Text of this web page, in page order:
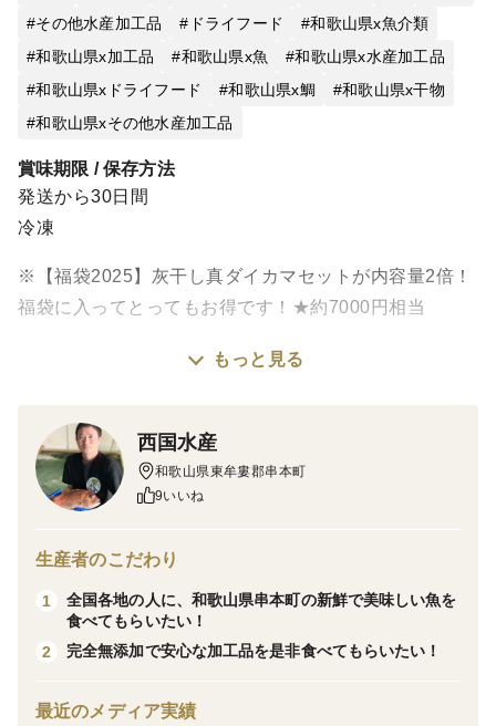
その他水産加工品
ドライフード
和歌山県x魚介類
和歌山県x加工品
和歌山県x魚
和歌山県x水産加工品
和歌山県xドライフード
和歌山県x鯛
和歌山県x干物
和歌山県xその他水産加工品
賞味期限 / 保存方法
発送から30日間
冷凍
※【福袋2025】灰干し真ダイカマセットが内容量2倍！
福袋に入ってとってもお得です！★約7000円相当
真鯛の旨味を味わっていただきたく、真鯛と塩だけを使
【灰干しとは】
干物は天日干しで作るイメージですが、干せば空気に触
灰干製法は、魚一枚一枚を特殊なフィルムでくるみ、火
ご家庭のコンロでも皮パリっ、身はふっくらと綺麗に焼
す。
もっと見る
西国水産
和歌山県東牟婁郡串本町
9いいね
生産者のこだわり
1
全国各地の人に、和歌山県串本町の新鮮で美味しい魚を
食べてもらいたい！
2
完全無添加で安心な加工品を是非食べてもらいたい！
最近のメディア実績